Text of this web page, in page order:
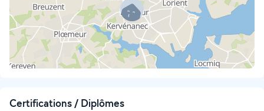
Certifications / Diplômes